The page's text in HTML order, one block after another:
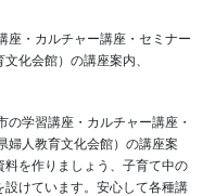
座・カルチャー講座・セミナー
化会館）の講座案内、
学習講座・カルチャー講座・
婦人教育文化会館）の講座案
を作りましょう、子育て中の
けています。安心して各種講